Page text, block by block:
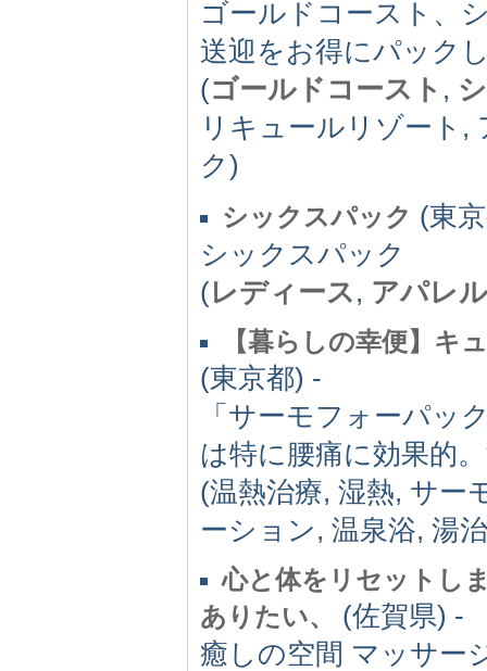
ゴールドコースト、
送迎をお得にパック
(ゴールドコースト ,
リキュールリゾート,
ク)
シックスパック (東
シックスパック
(レディース, アパレル
【暮らしの幸便】キ
(東京都) -
「サーモフォーパッ
は特に腰痛に効果的
(温熱治療, 湿熱, サー
ーション, 温泉浴, 湯
心と体をリセットし
ありたい、
(佐賀県) -
癒しの空間 マッサー